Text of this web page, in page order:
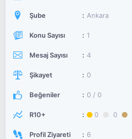
Şube Ankara
Konu Sayısı 1
Mesaj Sayısı 4
Şikayet 0
Beğeniler 0 / 0
R10+ 0 0
Profil Ziyareti 6